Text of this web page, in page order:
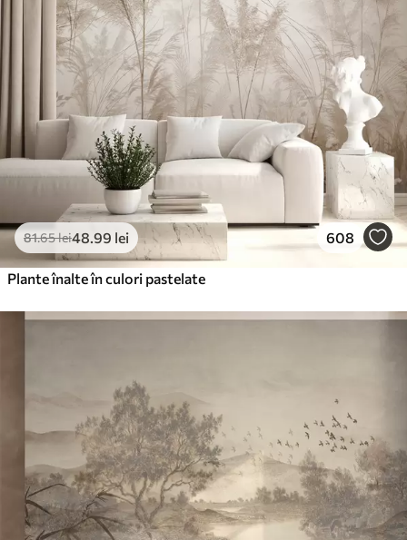
81.65lei48 .99 lei 608
Plante înalte în culori pastelate